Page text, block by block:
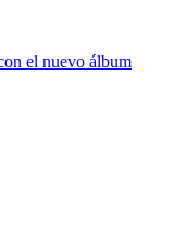
el nuevo álbum